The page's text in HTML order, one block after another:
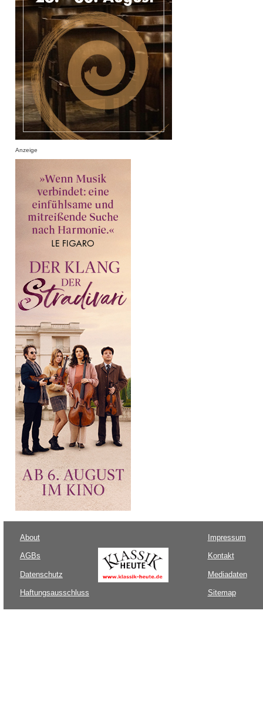
Anzeige
About
AGBs
Datenschutz
Haftungsausschluss
Impressum
Kontakt
Mediadaten
Sitemap